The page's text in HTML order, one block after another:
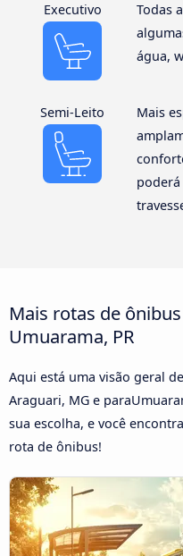
Executivo
Todas
água,
Semi-Leito
Mais
Mais rotas de
Umuarama, PR
Aqui está uma visão geral
Araguari, MG e
sua escolha, e você
rota de ônibus!